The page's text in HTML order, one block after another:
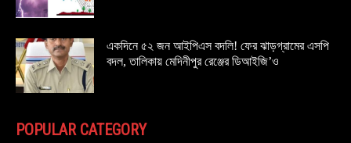
একদিনে ৫২ জন আইপিএস বদলি! ফের ঝাড়গ্রামের এসপি
বদল, তালিকায় মেদিনীপুর রেঞ্জের ডিআইজি’ও
POPULAR CATEGORY